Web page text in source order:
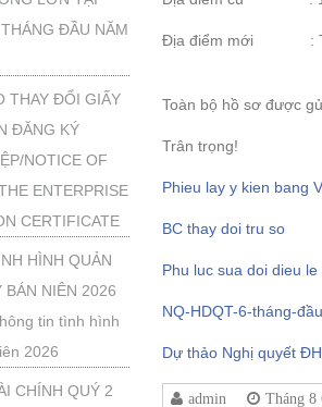
Địa điểm mới : Tòa
Trung, Q.
Toàn bộ hồ sơ được
Trân trọng!
Phieu lay y kien bang
BC thay doi tru so
Phu luc sua doi dieu le
NQ-HDQT-6-tháng-
Dự thảo Nghị quyết
admin Tháng 8
ĐẦU NĂM
THAY ĐỔI GIẤY
ĐĂNG KÝ
NOTICE OF
ENTERPRISE
CERTIFICATE
HÌNH QUẢN
BÁN NIÊN 2026
tin tình hình
2026
CHÍNH QUÝ 2